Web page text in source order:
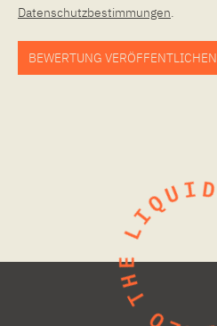
Datenschutzbestimmungen.
BEWERTUNG VERÖFFENTLICHEN